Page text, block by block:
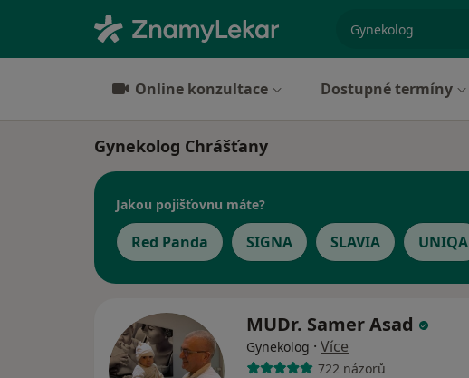
Online konzultace Dostupné termíny
Gynekolog Chrášťany
Jakou pojišťovnu máte?
Red Panda SIGNA SLAVIA UNIQA
MUDr. Samer Asad
Gynekolog · Více
722 názorů